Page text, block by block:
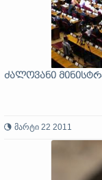
ძალოვანი
მარტი 22 2011